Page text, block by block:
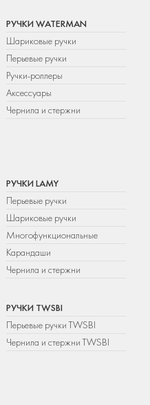
РУЧКИ WATERMAN
Шариковые ручки
Перьевые ручки
Ручки-роллеры
Аксессуары
Чернила и стержни
РУЧКИ LAMY
Перьевые ручки
Шариковые ручки
Многофункциональные
Карандаши
Чернила и стержни
РУЧКИ TWSBI
Перьевые ручки TWSBI
Чернила и стержни TWSBI